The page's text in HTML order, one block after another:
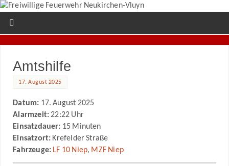
Amtshilfe
17. August 2025
Datum: 17. August 2025
Alarmzeit:22:22 Uhr
Einsatzdauer: 15 Minuten
Einsatzort: Krefelder Straße
Fahrzeuge: LF 10 Niep, MZF Niep